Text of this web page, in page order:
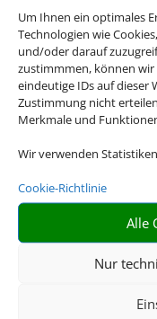
Um Ihnen ein optimales
Technologien wie
und/oder darauf
zustimmmen, können
eindeutige IDs auf dieser
Zustimmung nicht
Merkmale und
Wir verwenden
Cookie-Richtlinie
Alle
Nur